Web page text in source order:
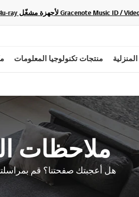
منتجات تكنولوجيا المعلومات
ملاحظات
هل أعجبتك صفحتنا؟ قم